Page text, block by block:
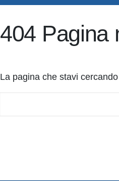
404 Pagina
La pagina che stavi